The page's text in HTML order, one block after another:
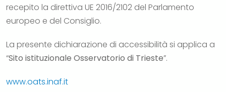
recepito la direttiva UE 2016/2102 del Parlamento
europeo e del Consiglio.
La presente dichiarazione di accessibilità si applica a
“Sito istituzionale Osservatorio di Trieste”.
www.oats.inaf.it